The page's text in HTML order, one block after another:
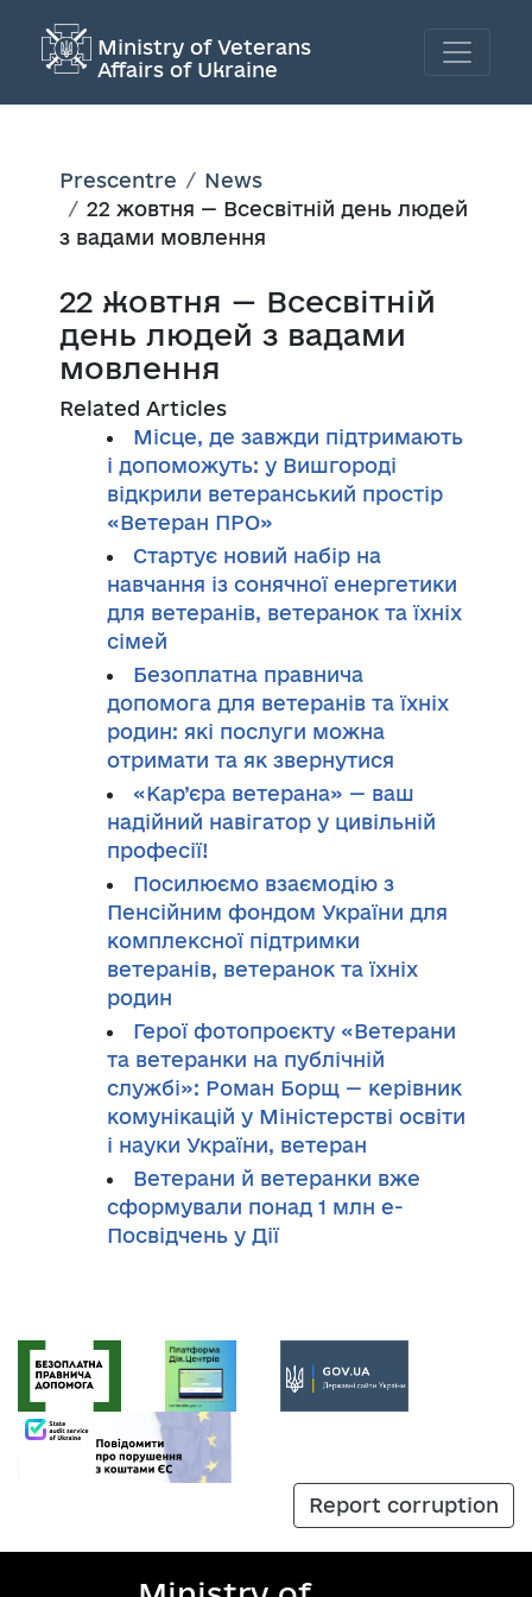
Ministry of Veterans
Affairs of Ukraine
Prescentre
News
22 жовтня — Всесвітній день людей
з вадами мовлення
22 жовтня — Всесвітній
день людей з вадами
мовлення
Related Articles
Місце, де завжди підтримають
і допоможуть: у Вишгороді
відкрили ветеранський простір
«Ветеран ПРО»
Стартує новий набір на
навчання із сонячної енергетики
для ветеранів, ветеранок та їхніх
сімей
Безоплатна правнича
допомога для ветеранів та їхніх
родин: які послуги можна
отримати та як звернутися
«Кар’єра ветерана» — ваш
надійний навігатор у цивільній
професії!
Посилюємо взаємодію з
Пенсійним фондом України для
комплексної підтримки
ветеранів, ветеранок та їхніх
родин
Герої фотопроєкту «Ветерани
та ветеранки на публічній
службі»: Роман Борщ — керівник
комунікацій у Міністерстві освіти
і науки України, ветеран
Ветерани й ветеранки вже
сформували понад 1 млн е-
Посвідчень у Дії
Report corruption